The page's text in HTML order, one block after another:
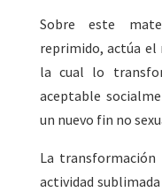
Sobre este
reprimido, actúa el
la cual lo
aceptable
un nuevo fin no
La transformación
actividad